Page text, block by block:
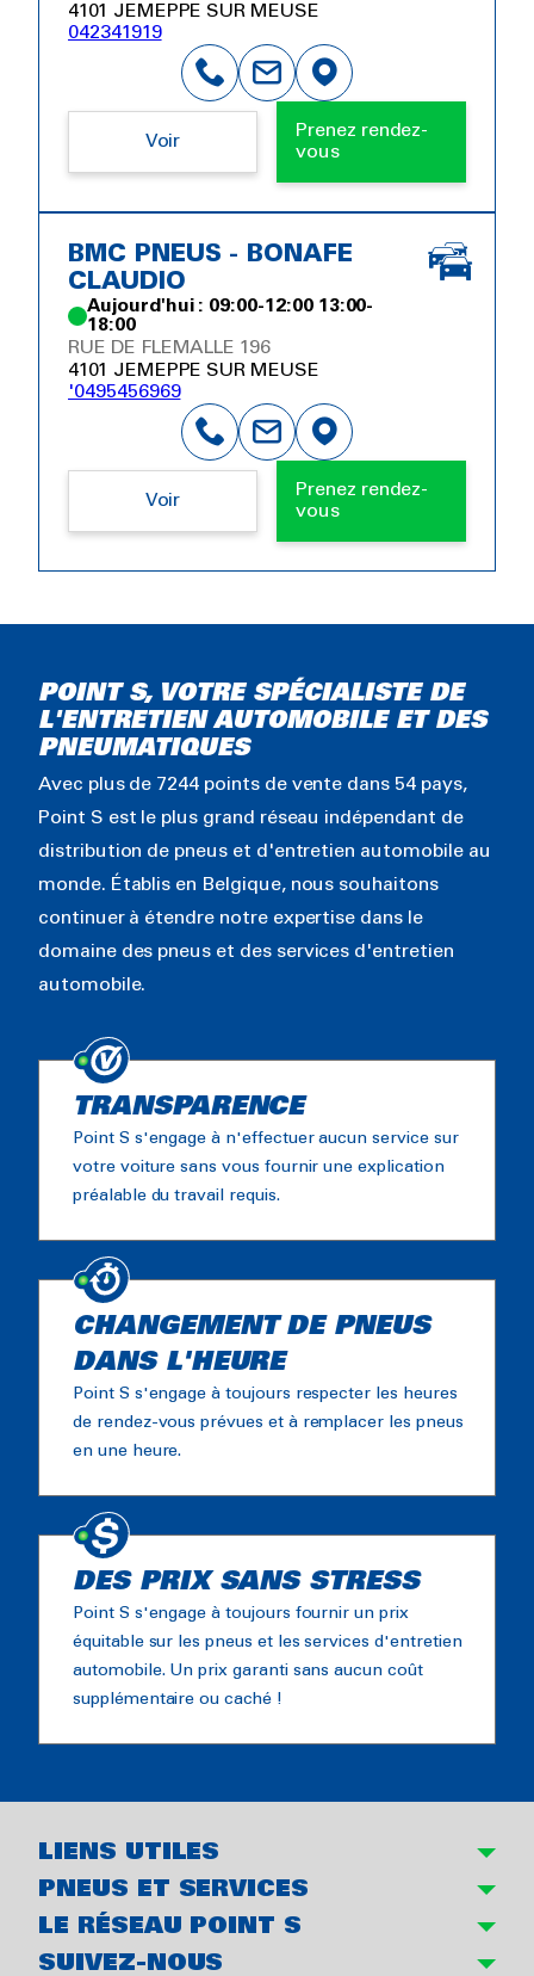
4101 JEMEPPE SUR MEUSE
042341919
Voir
Prenez rendez-
vous
BMC PNEUS - BONAFE
CLAUDIO
Aujourd'hui : 09:00-12:00 13:00-
18:00
RUE DE FLEMALLE 196
4101 JEMEPPE SUR MEUSE
'0495456969
Voir
Prenez rendez-
vous
POINT S, VOTRE SPÉCIALISTE DE
L'ENTRETIEN AUTOMOBILE ET DES
PNEUMATIQUES
Avec plus de 7244 points de vente dans 54 pays,
Point S est le plus grand réseau indépendant de
distribution de pneus et d'entretien automobile au
monde. Établis en Belgique, nous souhaitons
continuer à étendre notre expertise dans le
domaine des pneus et des services d'entretien
automobile.
TRANSPARENCE
Point S s'engage à n'effectuer aucun service sur
votre voiture sans vous fournir une explication
préalable du travail requis.
CHANGEMENT DE PNEUS
DANS L'HEURE
Point S s'engage à toujours respecter les heures
de rendez-vous prévues et à remplacer les pneus
en une heure.
DES PRIX SANS STRESS
Point S s'engage à toujours fournir un prix
équitable sur les pneus et les services d'entretien
automobile. Un prix garanti sans aucun coût
supplémentaire ou caché !
LIENS UTILES
PNEUS ET SERVICES
LE RÉSEAU POINT S
SUIVEZ-NOUS